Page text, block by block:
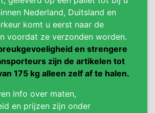
Nederland, Duitsland en
komt u eerst naar de
voordat ze verzonden worden.
en strengere
zijn de artikelen tot
175 kg alleen zelf af te halen.
info over maten,
en prijzen zijn onder